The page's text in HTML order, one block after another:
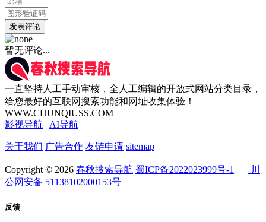
发表评论
暂无评论...
一直坚持人工手动审核，全人工编辑的开放式网站分类目录，
给您最好的互联网搜索功能和网址收集体验！
WWW.CHUNQIUSS.COM
影视导航 | AI导航
关于我们 广告合作 友链申请 sitemap
Copyright © 2026 春秋搜索导航 蜀ICP备2022023999号-1
川
公网安备 51138102000153号
反馈